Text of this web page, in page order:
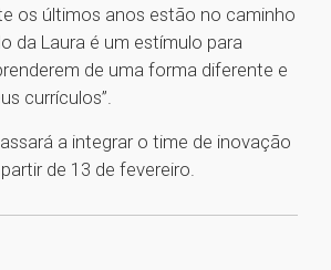
os últimos anos estão no caminho
da Laura é um estímulo para
de uma forma diferente e
currículos”.
a integrar o time de inovação
de 13 de fevereiro.
1